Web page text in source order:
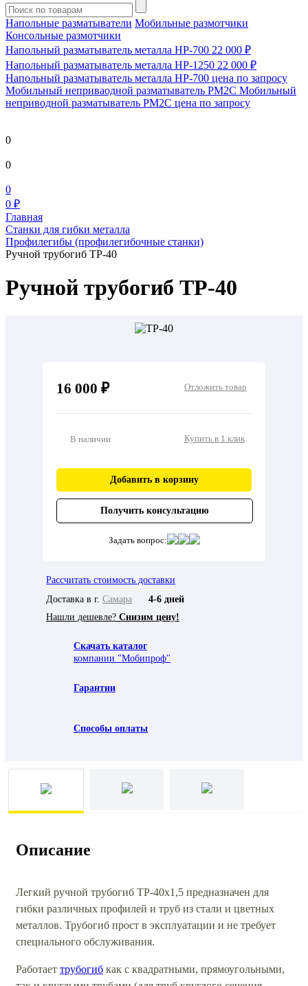
Напольные разматыватели Мобильные размотчики
Консольные размотчики
Напольный разматыватель металла HP-700 22 000 ₽
Напольный разматыватель металла HP-1250 22 000 ₽
Напольный разматыватель металла HP-700 цена по запросу
Мобильный непривaодной разматыватель РМ2С Мобильный
неприводной разматыватель РМ2С цена по запросу
0
0
0
0 ₽
Главная
Станки для гибки металла
Профилегибы (профилегибочные станки)
Ручной трубогиб ТР-40
Ручной трубогиб ТР-40
16 000 ₽ Отложить товар
В наличии Купить в 1 клик
Добавить в корзину
Получить консультацию
Задать вопрос:
Рассчитать стоимость доставки
Доставка в г. Самара
4-6 дней
Нашли дешевле? Снизим цену!
Скачать каталог
компании "Мобипроф"
Гарантии
Способы оплаты
Описание
Легкий ручной трубогиб ТР-40x1,5 предназначен для
гибки различных профилей и труб из стали и цветных
металлов. Трубогиб прост в эксплуатации и не требует
специального обслуживания.
Работает трубогиб как с квадратными, прямоугольными,